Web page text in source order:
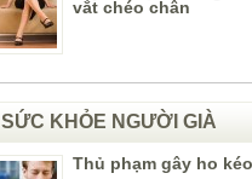
vắt chéo chân
SỨC KHỎE NGƯỜI GIÀ
Thủ phạm gây ho